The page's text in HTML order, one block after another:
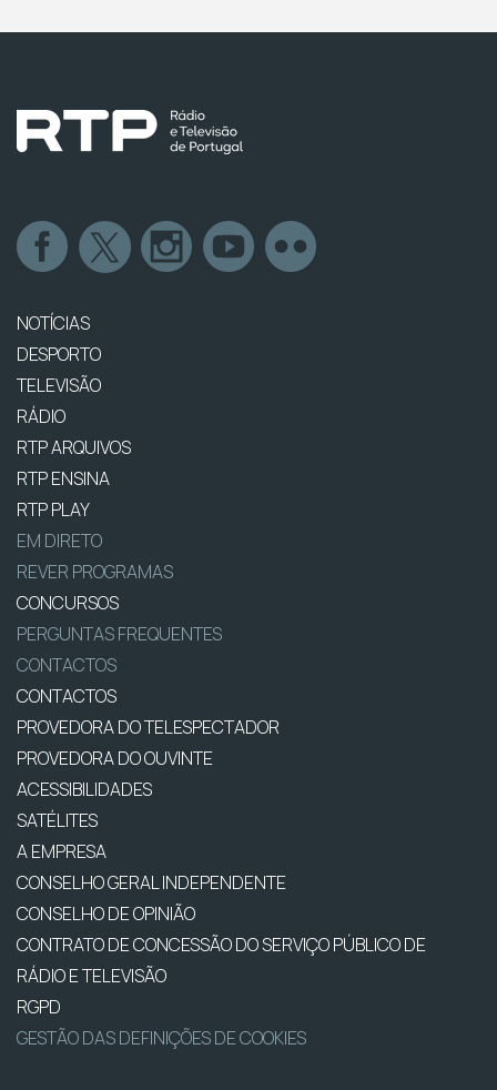
NOTÍCIAS
DESPORTO
TELEVISÃO
RÁDIO
RTP ARQUIVOS
RTP ENSINA
RTP PLAY
EM DIRETO
REVER PROGRAMAS
CONCURSOS
PERGUNTAS FREQUENTES
CONTACTOS
CONTACTOS
PROVEDORA DO TELESPECTADOR
PROVEDORA DO OUVINTE
ACESSIBILIDADES
SATÉLITES
A EMPRESA
CONSELHO GERAL INDEPENDENTE
CONSELHO DE OPINIÃO
CONTRATO DE CONCESSÃO DO SERVIÇO PÚBLICO DE
RÁDIO E TELEVISÃO
RGPD
GESTÃO DAS DEFINIÇÕES DE COOKIES